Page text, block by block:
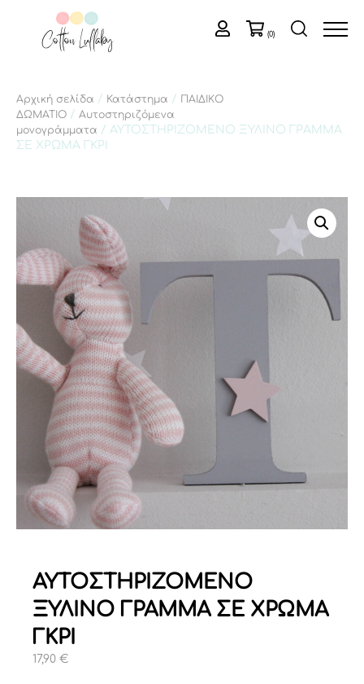
(0)
Αρχική σελίδα / Κατάστημα /
ΠΑΙΔΙΚΟ
ΔΩΜΑΤΙΟ / Αυτοστηριζόμενα
μονογράμματα / ΑΥΤΟΣΤΗΡΙΖΟΜΕΝΟ ΞΥΛΙΝΟ ΓΡΑΜΜΑ
ΣΕ ΧΡΩΜΑ ΓΚΡΙ
ΑΥΤΟΣΤΗΡΙΖΟΜΕΝΟ
ΞΥΛΙΝΟ ΓΡΑΜΜΑ ΣΕ ΧΡΩΜΑ
ΓΚΡΙ
17,90 €